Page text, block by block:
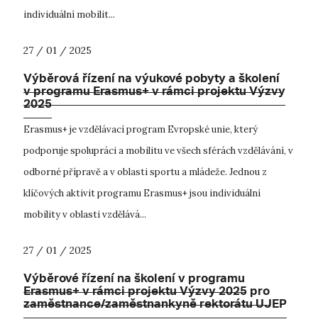
individuální mobilit...
27 / 01 / 2025
Výběrová řízení na výukové pobyty a školení
v programu Erasmus+ v rámci projektu Výzvy
2025
Erasmus+ je vzdělávací program Evropské unie, který
podporuje spolupráci a mobilitu ve všech sférách vzdělávání, v
odborné přípravě a v oblasti sportu a mládeže. Jednou z
klíčových aktivit programu Erasmus+ jsou individuální
mobility v oblasti vzdělává...
27 / 01 / 2025
Výběrové řízení na školení v programu
Erasmus+ v rámci projektu Výzvy 2025 pro
zaměstnance/zaměstnankyně rektorátu UJEP